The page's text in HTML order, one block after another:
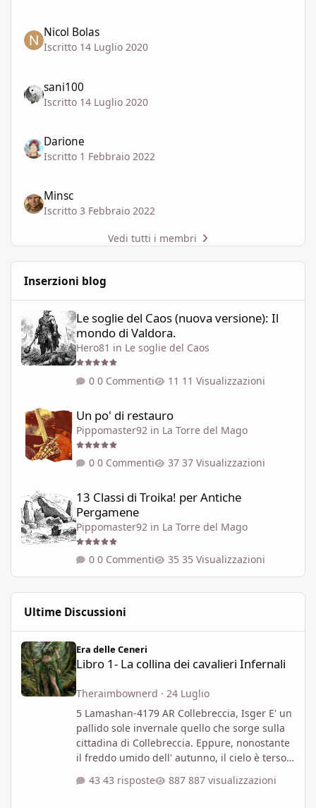
Nicol Bolas
Iscritto 14 Luglio 2020
sani100
Iscritto 14 Luglio 2020
Darione
Iscritto 1 Febbraio 2022
Minsc
Iscritto 3 Febbraio 2022
Vedi tutti i membri
Inserzioni blog
Le soglie del Caos (nuova versione): Il mondo di Valdora.
Le soglie del Caos (nuova versione): Il
mondo di Valdora.
Hero81 in Le soglie del Caos
0 Commenti
11 Visualizzazioni
Un po' di restauro
Pippomaster92 in La Torre del Mago
0 Commenti
37 Visualizzazioni
13 Classi di Troika! per Antiche
Pergamene
Pippomaster92in La Torre del Mago
0 Commenti 35 Visualizzazioni
Ultime Discussioni
Libro 1- La collina dei cavalieri Infernali
Era delle Ceneri
Libro 1- La collina dei cavalieri Infernali
Theraimbownerd · 24 Luglio
5 Lamashan-4179 AR Collebreccia, Isger E' un
pallido sole invernale quello che sorge sulla
cittadina di Collebreccia. Eppure, nonostante
il freddo umido dell' autunno, il cielo è terso,
rispettare questo giorno speciale per la città
43 risposte 887 visualizzazioni